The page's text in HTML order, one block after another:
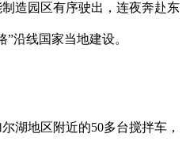
造园区有序驶出，连夜奔赴东
沿线国家当地建设。
地区附近的50多台搅拌车，